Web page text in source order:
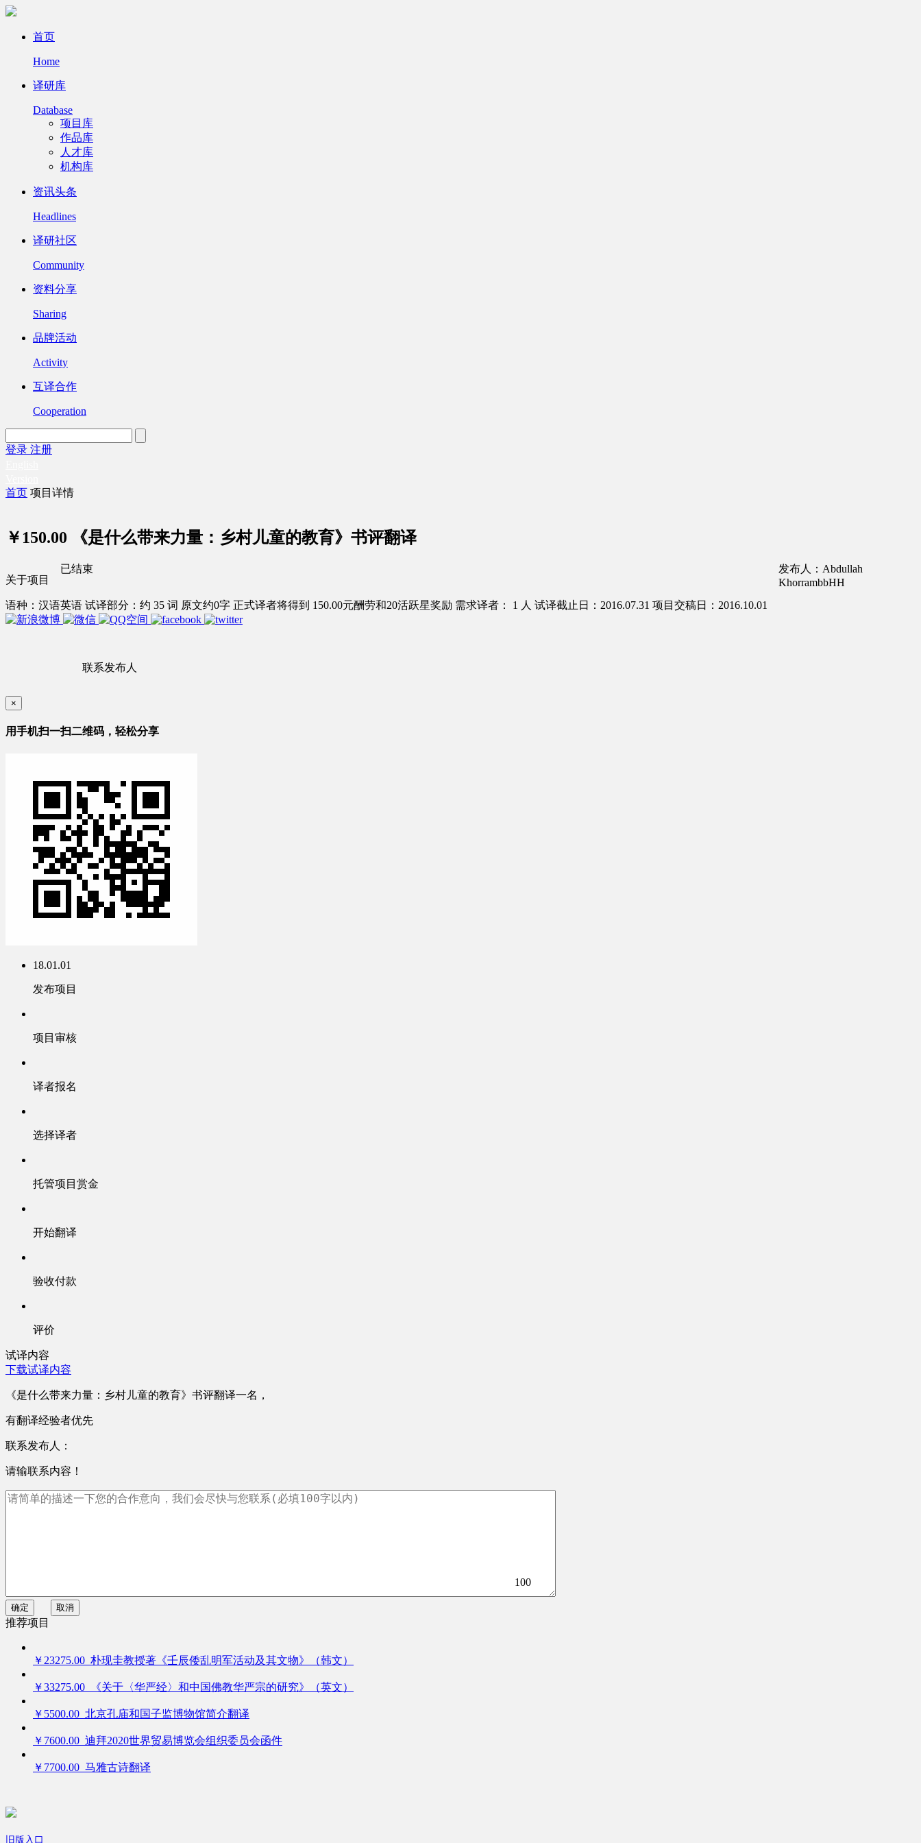
首页
Home
译研库
Database
项目库
作品库
人才库
机构库
资讯头条
Headlines
译研社区
Community
资料分享
Sharing
品牌活动
Activity
互译合作
Cooperation
登录 注册
首页 项目详情
￥150.00 《是什么带来力量：乡村儿童的教育》书评翻译
关于项目
发布人：Abdullah
KhorrambbHH
语种：汉语英语 试译部分：约 35 词 原文约0字 正式译者将得到 150.00元酬劳和20活跃星奖励 需求译者： 1 人 试译截止日：2016.07.31 项目交稿日：2016.10.01
联系发布人
已结束
×
用手机扫一扫二维码，轻松分享
18.01.01
发布项目
项目审核
译者报名
选择译者
托管项目赏金
开始翻译
验收付款
评价
试译内容
下载试译内容
《是什么带来力量：乡村儿童的教育》书评翻译一名，
有翻译经验者优先
联系发布人：
请输联系内容！
100
确定 取消
推荐项目
￥23275.00 朴现圭教授著《壬辰倭乱明军活动及其文物》（韩文）
￥33275.00 《关于〈华严经〉和中国佛教华严宗的研究》（英文）
￥5500.00 北京孔庙和国子监博物馆简介翻译
￥7600.00 迪拜2020世界贸易博览会组织委员会函件
￥7700.00 马雅古诗翻译
旧版入口